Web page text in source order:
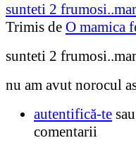
sunteti 2
Trimis de O mamica
sunteti 2
nu am avut norocul
autentifică-te
comentarii